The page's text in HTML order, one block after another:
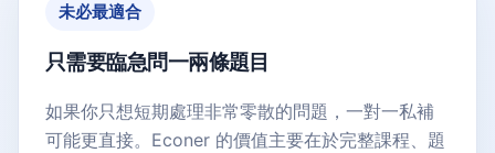
未必最適合
只需要臨急問一兩條題目
如果你只想短期處理非常零散的問題，一對一私補
可能更直接。Econer 的價值主要在於完整課程、題